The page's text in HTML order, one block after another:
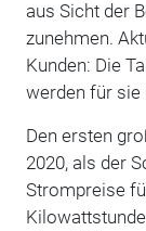
aus Sicht der
zunehmen.
Kunden: Die
werden für sie
Den ersten
2020, als der
Strompreise